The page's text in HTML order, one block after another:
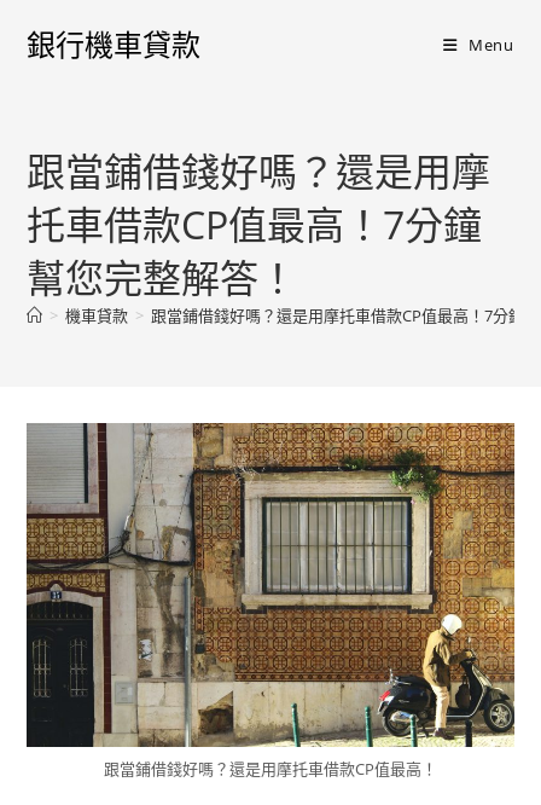
銀行機車貸款 Menu
跟當鋪借錢好嗎？還是用摩
托車借款CP值最高！7分鐘
幫您完整解答！
> 機車貸款 > 跟當鋪借錢好嗎？還是用摩托車借款CP值最高！7分鐘
跟當鋪借錢好嗎？還是用摩托車借款CP值最高！